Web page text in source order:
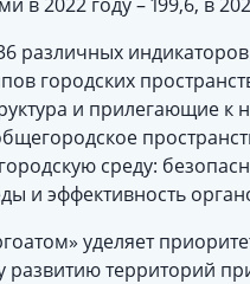
различных
городских
и прилегающие
среду:
и эффективность
уделяет
развитию территорий